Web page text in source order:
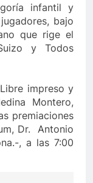
infantil y
bajo
que rige el
y Todos
impreso y
Montero,
premiaciones
Dr. Antonio
, a las 7:00